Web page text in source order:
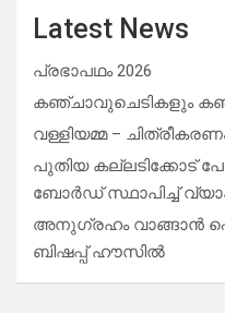
Latest News
പ്രഭാപഥം 2026
കഞ്ചാവുചെടികളും
വള്ളിയമ്മ –
പുതിയ കല്ലടിക്കോട്
ബോർഡ് സ്ഥാപിച്ച്
അനുഗ്രഹം വാങ്ങാൻ
ബിഷപ്പ് ഹൗസില്‍